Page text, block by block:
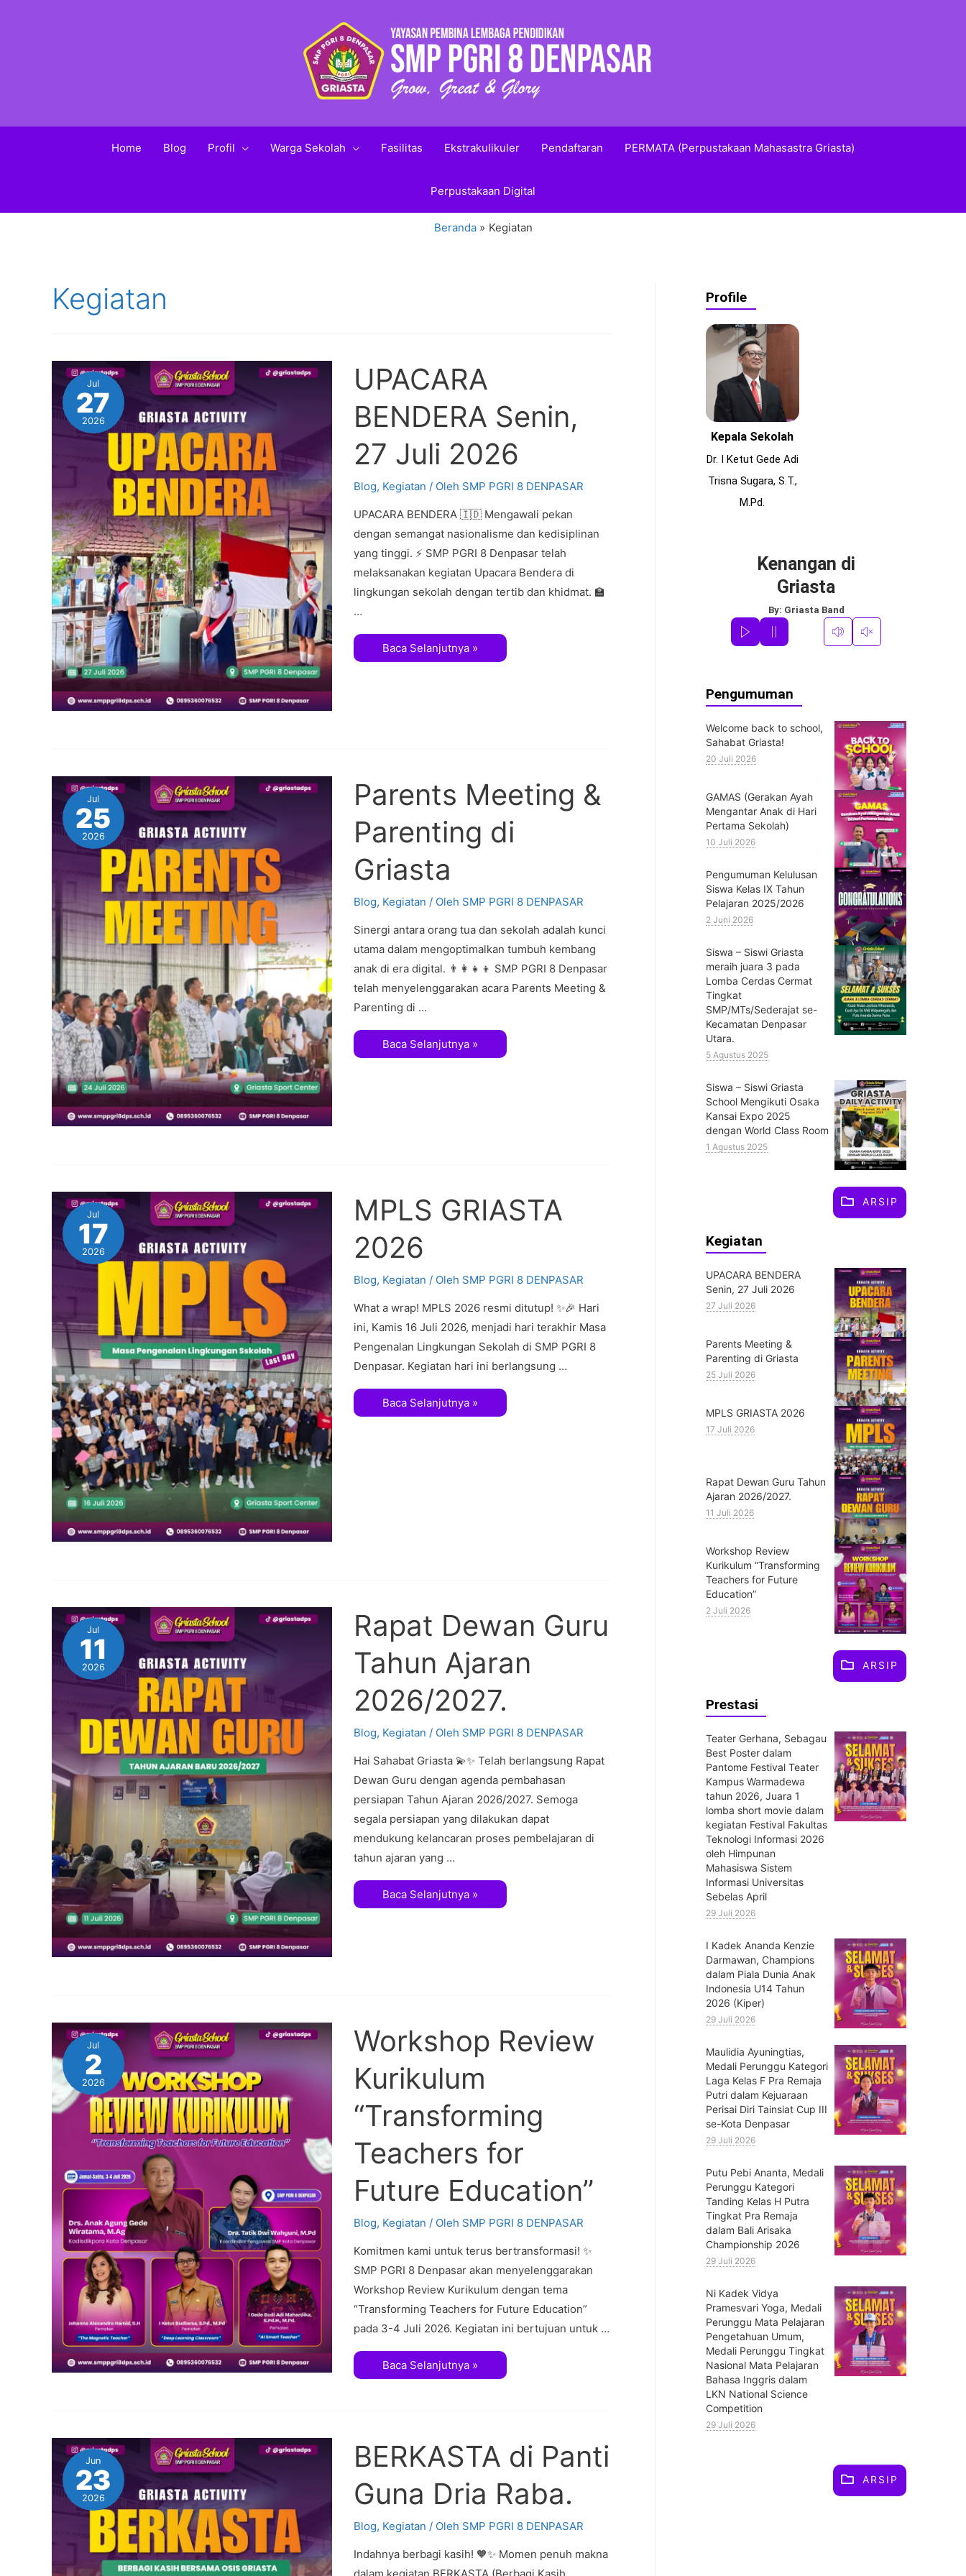
Home Blog Profil Warga Sekolah Fasilitas Ekstrakulikuler Pendaftaran PERMATA (Perpustakaan Mahasastra Griasta)
Perpustakaan Digital
Beranda Kegiatan
Kegiatan
Jul
27
2026
UPACARA
BENDERA Senin,
27 Juli 2026
Blog, Kegiatan / Oleh SMP PGRI 8 DENPASAR
UPACARA BENDERA 🇮🇩 Mengawali pekan
dengan semangat nasionalisme dan kedisiplinan
yang tinggi. ⚡ SMP PGRI 8 Denpasar telah
melaksanakan kegiatan Upacara Bendera di
lingkungan sekolah dengan tertib dan khidmat. 🏫
…
Baca Selanjutnya »
Jul
25
2026
Parents Meeting &
Parenting di
Griasta
Blog, Kegiatan / Oleh SMP PGRI 8 DENPASAR
Sinergi antara orang tua dan sekolah adalah kunci
utama dalam mengoptimalkan tumbuh kembang
anak di era digital. 👨‍👩‍👧‍👦 SMP PGRI 8 Denpasar
telah menyelenggarakan acara Parents Meeting &
Parenting di …
Baca Selanjutnya »
Jul
17
2026
MPLS GRIASTA
2026
Blog, Kegiatan / Oleh SMP PGRI 8 DENPASAR
What a wrap! MPLS 2026 resmi ditutup! ✨🎉 ​Hari
ini, Kamis 16 Juli 2026, menjadi hari terakhir Masa
Pengenalan Lingkungan Sekolah di SMP PGRI 8
Denpasar. Kegiatan hari ini berlangsung …
Baca Selanjutnya »
Jul
11
2026
Rapat Dewan Guru
Tahun Ajaran
2026/2027.
Blog, Kegiatan / Oleh SMP PGRI 8 DENPASAR
Hai Sahabat Griasta 💫✨ Telah berlangsung Rapat
Dewan Guru dengan agenda pembahasan
persiapan Tahun Ajaran 2026/2027. Semoga
segala persiapan yang dilakukan dapat
mendukung kelancaran proses pembelajaran di
tahun ajaran yang …
Baca Selanjutnya »
Jul
2
2026
Workshop Review
Kurikulum
“Transforming
Teachers for
Future Education”
Blog, Kegiatan / Oleh SMP PGRI 8 DENPASAR
Komitmen kami untuk terus bertransformasi! ✨ ​
SMP PGRI 8 Denpasar akan menyelenggarakan
Workshop Review Kurikulum dengan tema
“Transforming Teachers for Future Education”
pada 3-4 Juli 2026. ​Kegiatan ini bertujuan untuk …
Baca Selanjutnya »
Jun
23
2026
BERKASTA di Panti
Guna Dria Raba.
Blog, Kegiatan / Oleh SMP PGRI 8 DENPASAR
Indahnya berbagi kasih! 🧡✨ ​Momen penuh makna
Profile
Kepala Sekolah
Dr. I Ketut Gede Adi
Trisna Sugara, S.T.,
M.Pd.
Kenangan di
Griasta
By: Griasta Band
Pengumuman
Welcome back to school,
Sahabat Griasta!
20 Juli 2026
GAMAS (Gerakan Ayah
Mengantar Anak di Hari
Pertama Sekolah)
10 Juli 2026
Pengumuman Kelulusan
Siswa Kelas IX Tahun
Pelajaran 2025/2026
2 Juni 2026
Siswa – Siswi Griasta
meraih juara 3 pada
Lomba Cerdas Cermat
Tingkat
SMP/MTs/Sederajat se-
Kecamatan Denpasar
Utara.
5 Agustus 2025
Siswa – Siswi Griasta
School Mengikuti Osaka
Kansai Expo 2025
dengan World Class Room
1 Agustus 2025
ARSIP
Kegiatan
UPACARA BENDERA
Senin, 27 Juli 2026
27 Juli 2026
Parents Meeting &
Parenting di Griasta
25 Juli 2026
MPLS GRIASTA 2026
17 Juli 2026
Rapat Dewan Guru Tahun
Ajaran 2026/2027.
11 Juli 2026
Workshop Review
Kurikulum “Transforming
Teachers for Future
Education”
2 Juli 2026
ARSIP
Prestasi
Teater Gerhana, Sebagau
Best Poster dalam
Pantome Festival Teater
Kampus Warmadewa
tahun 2026, Juara 1
lomba short movie dalam
kegiatan Festival Fakultas
Teknologi Informasi 2026
oleh Himpunan
Mahasiswa Sistem
Informasi Universitas
Sebelas April
29 Juli 2026
⁠I Kadek Ananda Kenzie
Darmawan, Champions
dalam Piala Dunia Anak
Indonesia U14 Tahun
2026 (Kiper)
29 Juli 2026
⁠Maulidia Ayuningtias,
Medali Perunggu Kategori
Laga Kelas F Pra Remaja
Putri dalam Kejuaraan
Perisai Diri Tainsiat Cup III
se-Kota Denpasar
29 Juli 2026
Putu Pebi Ananta, Medali
Perunggu Kategori
Tanding Kelas H Putra
Tingkat Pra Remaja
dalam Bali Arisaka
Championship 2026
29 Juli 2026
⁠Ni Kadek Vidya
Pramesvari Yoga, Medali
Perunggu Mata Pelajaran
Pengetahuan Umum,
Medali Perunggu Tingkat
Nasional Mata Pelajaran
Bahasa Inggris dalam
LKN National Science
Competition
29 Juli 2026
ARSIP